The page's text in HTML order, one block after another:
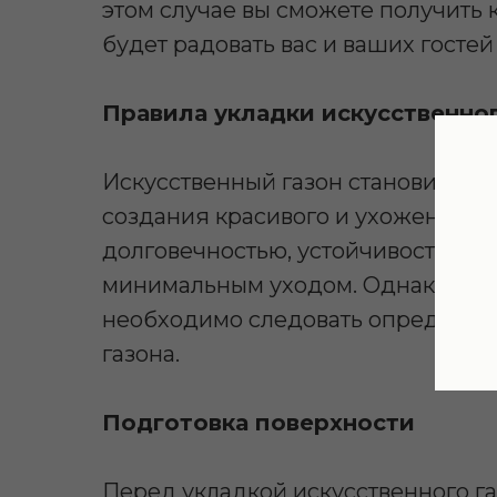
этом случае вы сможете получить
будет радовать вас и ваших
Правила укладки
Искусственный газон
создания красивого и ухоженного
долговечностью, устойчивостью
минимальным уходом. Однако,
необходимо следовать
газона.
Подготовка поверхности
Перед укладкой искусственного